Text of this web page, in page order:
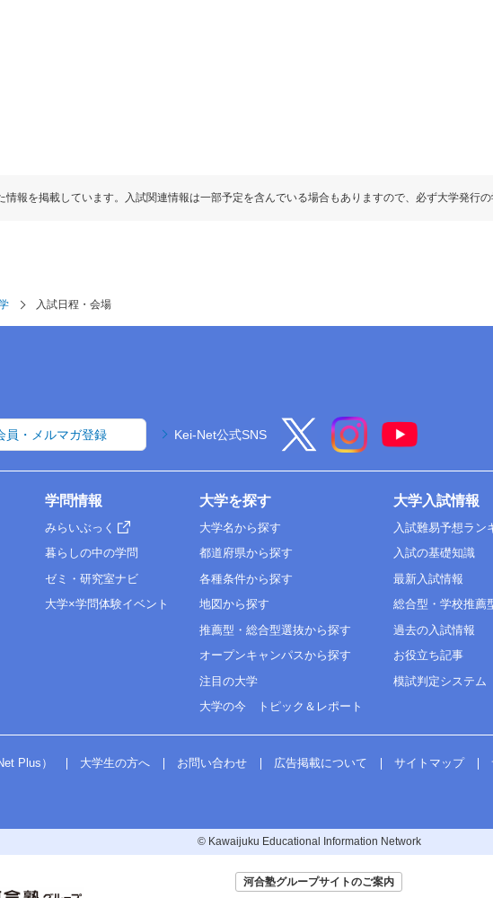
報を掲載しています。入試関連情報は一部予定を含んでいる場合もありますので、必ず大学発行の
入試日程・会場
員・メルマガ登録 Kei-Net公式SNS
学問情報
みらいぶっく
暮らしの中の学問
ゼミ・研究室ナビ
大学×学問体験イベント
大学を探す
大学名から探す
都道府県から探す
各種条件から探す
地図から探す
推薦型・総合型選抜から探す
オープンキャンパスから探す
注目の大学
大学の今 トピック＆レポート
大学入試情報
入試難易予想ラン
入試の基礎知識
最新入試情報
総合型・学校推薦
過去の入試情報
お役立ち記事
模試判定システム
Plus） 大学生の方へ お問い合わせ 広告掲載について サイトマップ
© Kawaijuku Educational Information Network
河合塾グループサイトのご案内